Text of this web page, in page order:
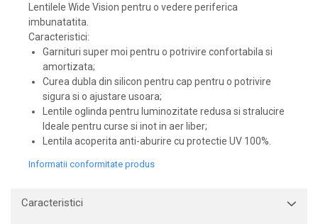
Lentilele Wide Vision pentru o vedere periferica
imbunatatita.
Caracteristici:
Garnituri super moi pentru o potrivire confortabila si
amortizata;
Curea dubla din silicon pentru cap pentru o potrivire
sigura si o ajustare usoara;
Lentile oglinda pentru luminozitate redusa si stralucire
Ideale pentru curse si inot in aer liber;
Lentila acoperita anti-aburire cu protectie UV 100%.
Informatii conformitate produs
Caracteristici